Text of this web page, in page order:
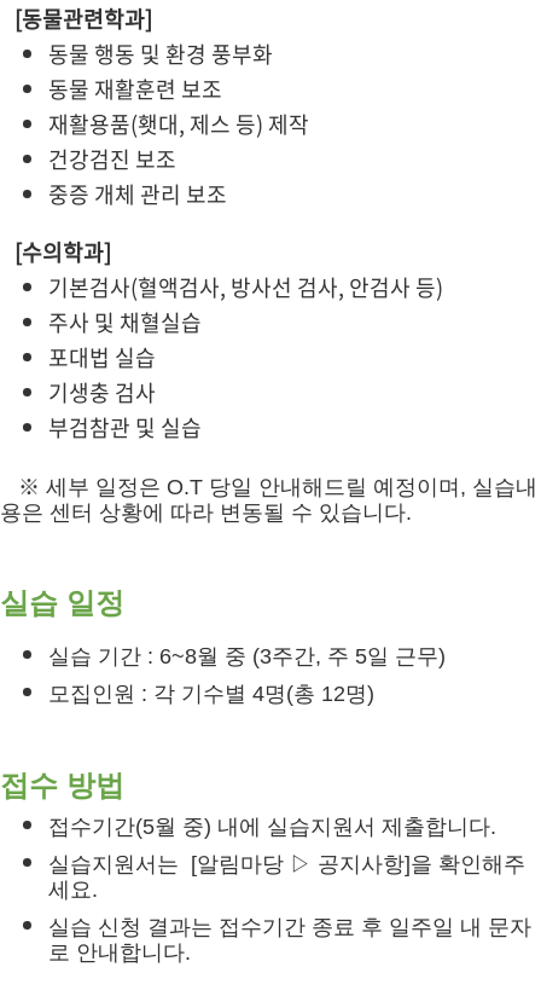
[동물관련학과]
동물 행동 및 환경 풍부화
동물 재활훈련 보조
재활용품(횃대, 제스 등) 제작
건강검진 보조
중증 개체 관리 보조
[수의학과]
기본검사(혈액검사, 방사선 검사, 안검사 등)
주사 및 채혈실습
포대법 실습
기생충 검사
부검참관 및 실습
※ 세부 일정은 O.T 당일 안내해드릴 예정이며, 실습내
용은 센터 상황에 따라 변동될 수 있습니다.
실습 일정
실습 기간 : 6~8월 중 (3주간, 주 5일 근무)
모집인원 : 각 기수별 4명(총 12명)
접수 방법
접수기간(5월 중) 내에 실습지원서 제출합니다.
실습지원서는 [알림마당 ▷ 공지사항]을 확인해주
세요.
실습 신청 결과는 접수기간 종료 후 일주일 내 문자
로 안내합니다.